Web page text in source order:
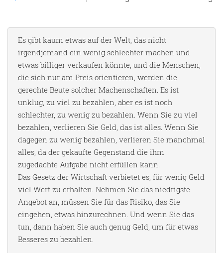
Es gibt kaum etwas auf der Welt, das nicht
irgendjemand ein wenig schlechter machen und
etwas billiger verkaufen könnte, und die Menschen,
die sich nur am Preis orientieren, werden die
gerechte Beute solcher Machenschaften. Es ist
unklug, zu viel zu bezahlen, aber es ist noch
schlechter, zu wenig zu bezahlen. Wenn Sie zu viel
bezahlen, verlieren Sie Geld, das ist alles. Wenn Sie
dagegen zu wenig bezahlen, verlieren Sie manchmal
alles, da der gekaufte Gegenstand die ihm
zugedachte Aufgabe nicht erfüllen kann.
Das Gesetz der Wirtschaft verbietet es, für wenig Geld
viel Wert zu erhalten. Nehmen Sie das niedrigste
Angebot an, müssen Sie für das Risiko, das Sie
eingehen, etwas hinzurechnen. Und wenn Sie das
tun, dann haben Sie auch genug Geld, um für etwas
Besseres zu bezahlen.